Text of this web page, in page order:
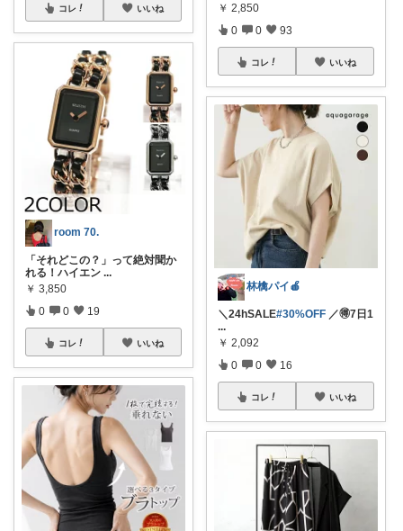
コレ いいね
room 70.
「それどこの？」って絶対聞か
れる！ハイエン ...
￥ 3,850
0 0 19
コレ いいね
￥ 2,850
0 0 93
コレ いいね
林檎パイ🍎
＼24hSALE#30%OFF ／🉐7日1
...
￥ 2,092
0 0 16
コレ いいね